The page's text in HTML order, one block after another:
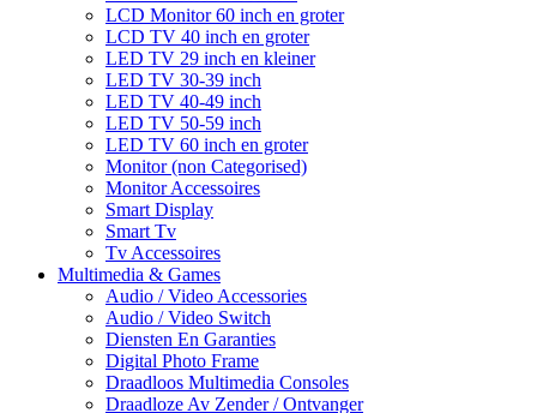
LCD Monitor 60 inch en groter
LCD TV 40 inch en groter
LED TV 29 inch en kleiner
LED TV 30-39 inch
LED TV 40-49 inch
LED TV 50-59 inch
LED TV 60 inch en groter
Monitor (non Categorised)
Monitor Accessoires
Smart Display
Smart Tv
Tv Accessoires
Multimedia & Games
Audio / Video Accessories
Audio / Video Switch
Diensten En Garanties
Digital Photo Frame
Draadloos Multimedia Consoles
Draadloze Av Zender / Ontvanger